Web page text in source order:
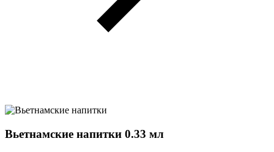
Вьетнамские напитки 0.33 мл